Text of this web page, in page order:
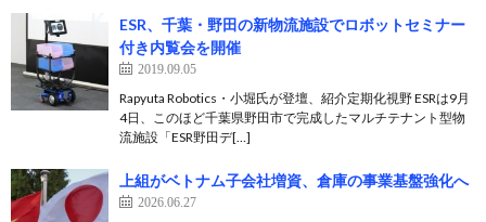
ESR、千葉・野田の新物流施設でロボットセミナー
付き内覧会を開催
2019.09.05
Rapyuta Robotics・小堀氏が登壇、紹介定期化視野 ESRは9月
4日、このほど千葉県野田市で完成したマルチテナント型物
流施設「ESR野田デ[…]
上組がベトナム子会社増資、倉庫の事業基盤強化へ
2026.06.27